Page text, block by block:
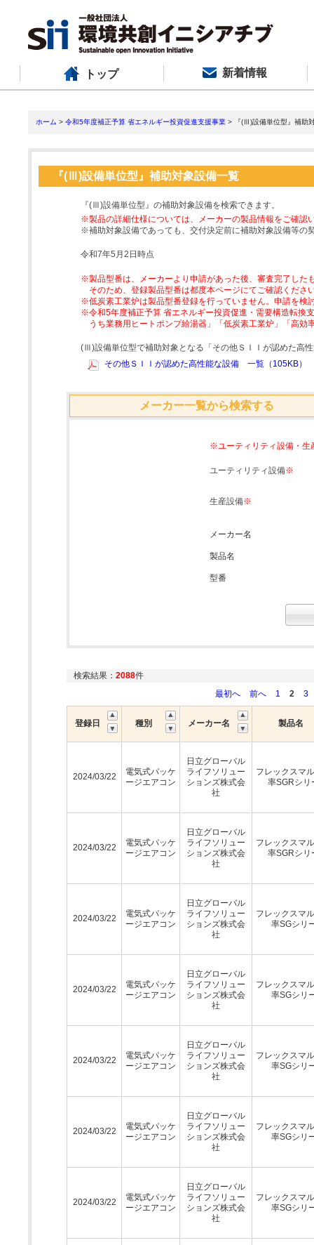
トップ 新着情報
ホーム > 令和5年度補正予算 省エネルギー投資促進支援事業 > 『(Ⅲ)設備単位型』補助
『(Ⅲ)設備単位型』補助対象設備一覧
『(Ⅲ)設備単位型』の補助対象設備を検索できます。
※製品の詳細仕様については、メーカーの製品情報をご確認
※補助対象設備であっても、交付決定前に補助対象設備等の
令和7年5月2日時点
※製品型番は、メーカーより申請があった後、審査完了した
そのため、登録製品型番は都度本ページにてご確認くださ
※低炭素工業炉は製品型番登録を行っていません。申請を検
※令和5年度補正予算 省エネルギー投資促進・需要構造転換
うち業務用ヒートポンプ給湯器」「低炭素工業炉」「高
(Ⅲ)設備単位型で補助対象となる「その他ＳＩＩが認めた高
その他ＳＩＩが認めた高性能な設備 一覧（105KB）
メーカー一覧から検索する
※ユーティリティ設備・生
ユーティリティ設備※
生産設備※
メーカー名
製品名
型番
検索結果： 2088件
最初へ
前へ 1 2 3
登録日 種別 メーカー名 製品名
2024/03/22
電気式パッケ
ージエアコン
日立グローバル
ライフソリュー
ションズ株式会
社
フレックスマ
率SGRシリ
2024/03/22
電気式パッケ
ージエアコン
日立グローバル
ライフソリュー
ションズ株式会
社
フレックスマ
率SGRシリ
2024/03/22
電気式パッケ
ージエアコン
日立グローバル
ライフソリュー
ションズ株式会
社
フレックスマ
率SGシリ
2024/03/22
電気式パッケ
ージエアコン
日立グローバル
ライフソリュー
ションズ株式会
社
フレックスマ
率SGシリ
2024/03/22
電気式パッケ
ージエアコン
日立グローバル
ライフソリュー
ションズ株式会
社
フレックスマ
率SGシリ
2024/03/22
電気式パッケ
ージエアコン
日立グローバル
ライフソリュー
ションズ株式会
社
フレックスマ
率SGシリ
2024/03/22
電気式パッケ
ージエアコン
日立グローバル
ライフソリュー
ションズ株式会
社
フレックスマ
率SGシリ